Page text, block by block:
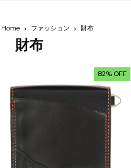
Home ファッション 財布
財布
82% OFF